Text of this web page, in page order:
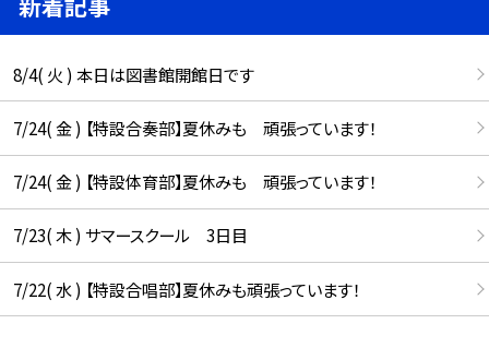
8/4( 火 ) 本日は図書館開館日です
7/24( 金 ) 【特設合奏部】夏休みも 頑張っています！
7/24( 金 ) 【特設体育部】夏休みも 頑張っています！
7/23( 木 ) サマースクール 3日目
7/22( 水 ) 【特設合唱部】夏休みも頑張っています！